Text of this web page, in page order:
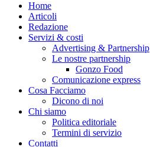
Home
Articoli
Redazione
Servizi & costi
Advertising & Partnership
Le nostre partnership
Gonzo Food
Comunicazione express
Cosa Facciamo
Dicono di noi
Chi siamo
Politica editoriale
Termini di servizio
Contatti